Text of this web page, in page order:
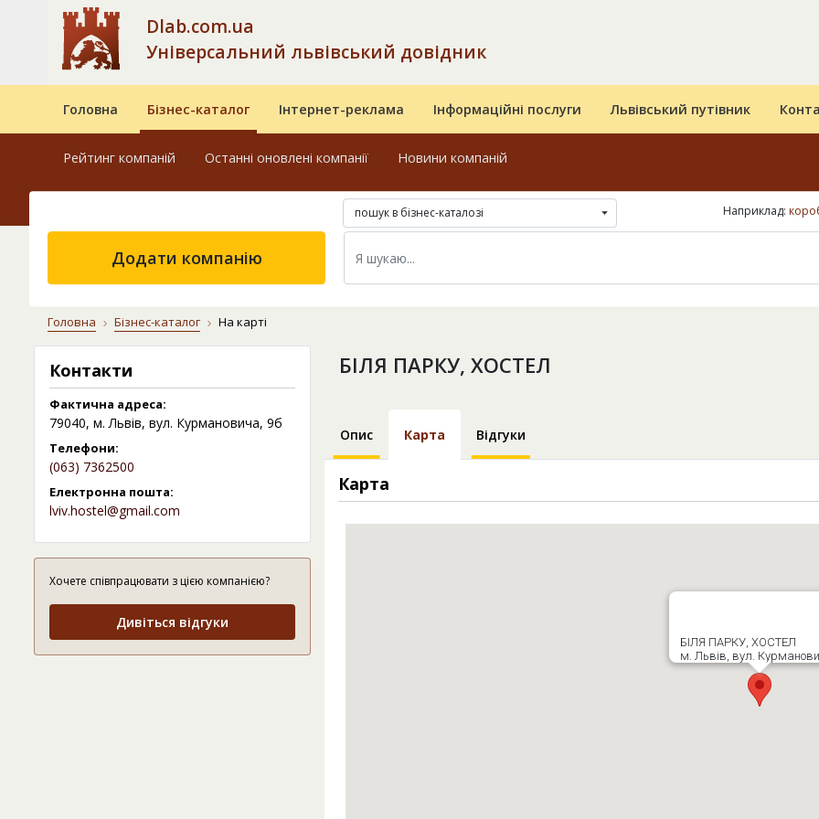
Dlab.com.ua
Універсальний львівський довідник
Головна Бізнес-каталог Інтернет-реклама Інформаційні послуги Львівський путівник
Рейтинг компаній Останні оновлені компанії Новини компаній
пошук в бізнес-каталозі Наприклад:
Додати компанію
Головна Бізнес-каталог На карті
Контакти
Фактична адреса:
79040, м. Львів, вул. Курмановича, 9б
Телефони:
(063) 7362500
Електронна пошта:
lviv.hostel@gmail.com
Хочете співпрацювати з цією компанією?
Дивіться відгуки
БІЛЯ ПАРКУ, ХОСТЕЛ
Опис Карта Відгуки
Карта
БІЛЯ ПАРКУ, ХОСТЕЛ
м. Львів, вул.